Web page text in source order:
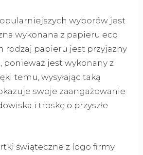
wyborów jest
wykonana z papieru eco
rodzaj papieru jest przyjazny
ponieważ jest wykonany z
temu, wysyłając taką
swoje zaangażowanie
i troskę o przyszłe
świąteczne z logo firmy